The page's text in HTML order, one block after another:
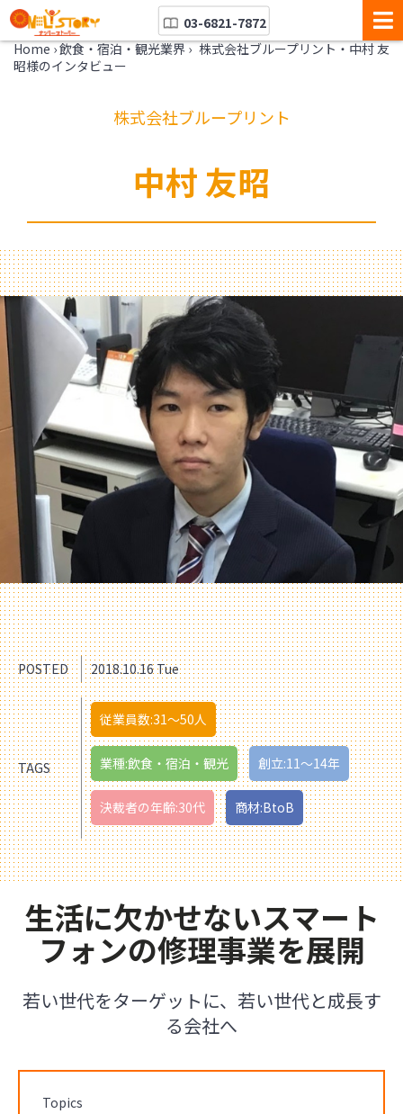
03-6821-7872
Home ›飲食・宿泊・観光業界 › 株式会社ブループリント・中村 友
昭様のインタビュー
株式会社ブループリント
中村 友昭
POSTED 2018.10.16 Tue
TAGS
従業員数:31〜50人
業種:飲食・宿泊・観光 創立:11〜14年
決裁者の年齢:30代 商材:BtoB
生活に欠かせないスマート
フォンの修理事業を展開
若い世代をターゲットに、若い世代と成長す
る会社へ
Topics